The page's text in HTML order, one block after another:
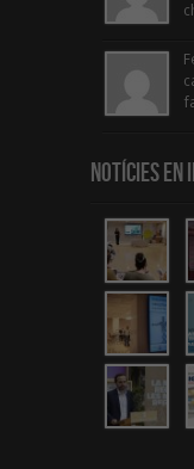
Notícies en